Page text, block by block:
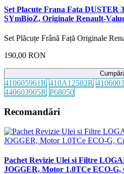
Set Placute Frana Fata DUSTER
SYmBioZ, Originale Renault-
Set Plăcuțe Frână Față Originale
190,00 RON
410605961R 410A12582R
440603905R P68050
Recomandări
Pachet Revizie Ulei si Filtre
JOGGER, Motor 1.0TCe ECO-